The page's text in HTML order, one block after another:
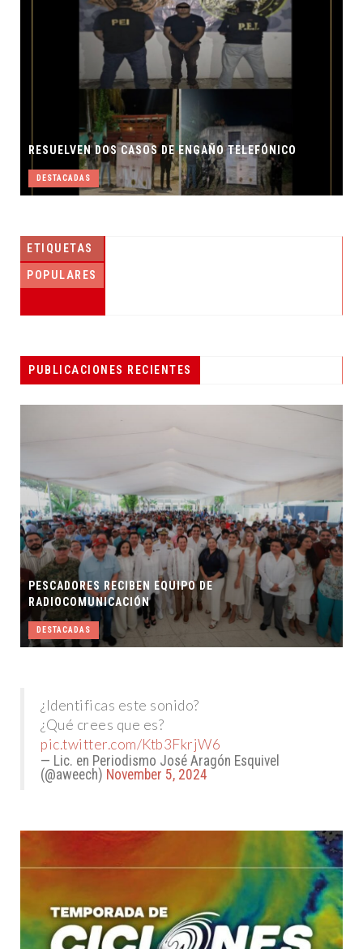
RESUELVEN DOS CASOS DE ENGAÑO TELEFÓNICO
DESTACADAS
ETIQUETAS
POPULARES
PUBLICACIONES RECIENTES
PESCADORES RECIBEN EQUIPO DE
RADIOCOMUNICACIÓN
DESTACADAS
¿Identificas este sonido?
¿Qué crees que es?
pic.twitter.com/Ktb3FkrjW6
— Lic. en Periodismo José Aragón Esquivel
(@aweech) November 5, 2024